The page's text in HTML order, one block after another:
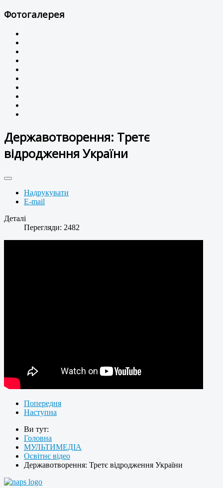
Фотогалерея
Державотворення: Третє
відродження України
Надрукувати
E-mail
Деталі
Перегляди: 2482
Попередня
Наступна
Ви тут:
Головна
МУЛЬТИМЕДІА
Освітнє відео
Державотворення: Третє відродження України